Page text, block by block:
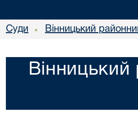
Суди • Вінницький
Вінницький